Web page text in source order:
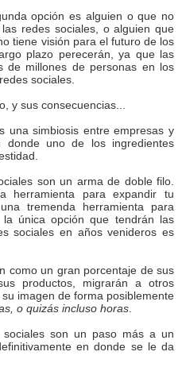
opción es alguien o que no
redes sociales, o alguien que
tiene visión para el futuro de los
plazo perecerán, ya que las
de millones de personas en los
sociales.
y sus consecuencias...
una simbiosis entre empresas y
donde uno de los ingredientes
son un arma de doble filo.
herramienta para expandir tu
tremenda herramienta para
única opción que tendrán las
sociales en años venideros es
como un gran porcentaje de sus
productos, migrarán a otros
imagen de forma posiblemente
o quizás incluso horas
son un paso más a un
en donde se le da